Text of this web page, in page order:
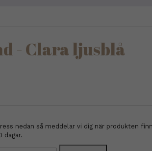
- Clara ljusblå
nedan så meddelar vi dig när produkten
dagar.